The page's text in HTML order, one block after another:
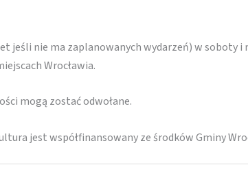
jeśli nie ma zaplanowanych wydarzeń) w soboty i
Wrocławia.
mogą zostać odwołane.
jest współfinansowany ze środków Gminy